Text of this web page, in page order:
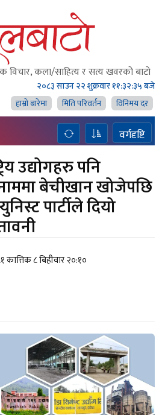
विचार, कला/साहित्य र सत्य खवरको बाटाे
२०८३ साउन २२ शुक्रवार११:३२:३६ बजे
हाम्राे बारेमा
मिति परिवर्तन विनिमय दर
वर्गदृष्टि
उद्योगहरु पनि
बेचीखान खोजेपछि
पार्टीले दियो
कात्तिक ८ बिहीवार २०:१०